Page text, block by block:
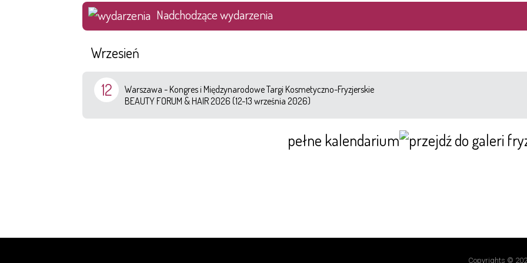
Nadchodzące wydarzenia
Wrzesień
12
Warszawa - Kongres i Międzynarodowe Targi Kosmetyczno-Fryzjerskie
BEAUTY FORUM & HAIR 2026 (12-13 września 2026)
pełne kalendarium
Copyrights ©